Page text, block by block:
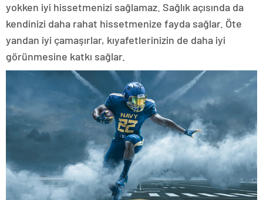
yokken iyi hissetmenizi sağlamaz. Sağlık açısında da
kendinizi daha rahat hissetmenize fayda sağlar. Öte
yandan iyi çamaşırlar, kıyafetlerinizin de daha iyi
görünmesine katkı sağlar.